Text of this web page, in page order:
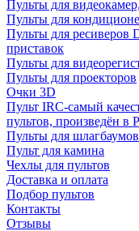
Пульты для
Пульты для
Пульты для ресиверов
приставок
Пульты для
Пульты для проекторов
Очки 3D
Пульт IRC-самый
пультов, произведён
Пульты для
Пульт для камина
Чехлы для пультов
Доставка и оплата
Подбор пультов
Контакты
Отзывы